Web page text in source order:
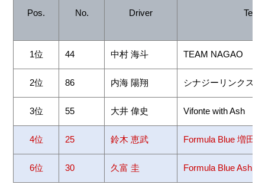
Pos. No. Driver Team
1位 44 中村 海斗 TEAM NAGAO
2位 86 内海 陽翔 シナジーリンクス
3位 55 大井 偉史 Vifonte with Ash
4位 25 鈴木 恵武 Formula Blue 増田
6位 30 久富 圭 Formula Blue Ash